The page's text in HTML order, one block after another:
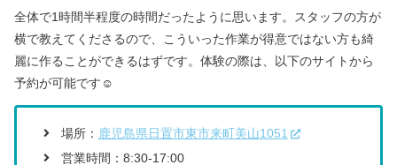
全体で1時間半程度の時間だったように思います。
スタッフの方が
横で教えてくださるので、こういった作業が得意ではない方も綺
麗に作ることができるはずです。体験の際は、以下のサイトから
予約が可能です☺️
場所： 鹿児島県日置市東市来町美山1051
営業時間：8:30-17:00